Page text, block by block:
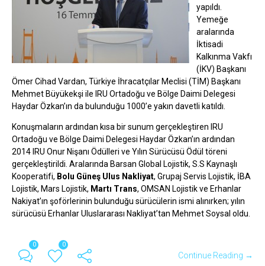
yapıldı.
Yemeğe
aralarında
İktisadi
Kalkınma Vakfı
(İKV) Başkanı
Ömer Cihad Vardan, Türkiye İhracatçılar Meclisi (TİM) Başkanı
Mehmet Büyükekşi ile IRU Ortadoğu ve Bölge Daimi Delegesi
Haydar Özkan’ın da bulunduğu 1000’e yakın davetli katıldı.
Konuşmaların ardından kısa bir sunum gerçekleştiren IRU
Ortadoğu ve Bölge Daimi Delegesi Haydar Özkan’ın ardından
2014 IRU Onur Nişanı Ödülleri ve Yılın Sürücüsü Ödül töreni
gerçekleştirildi. Aralarında Barsan Global Lojistik, S.S Kaynaşlı
Kooperatifi, Bolu Güneş Ulus Nakliyat, Grupaj Servis Lojistik, İBA
Lojistik, Mars Lojistik, Martı Trans, OMSAN Lojistik ve Erhanlar
Nakiyat’ın şoförlerinin bulunduğu sürücülerin ismi alınırken; yılın
sürücüsü Erhanlar Uluslararası Nakliyat’tan Mehmet Soysal oldu.
0 0
Continue Reading →